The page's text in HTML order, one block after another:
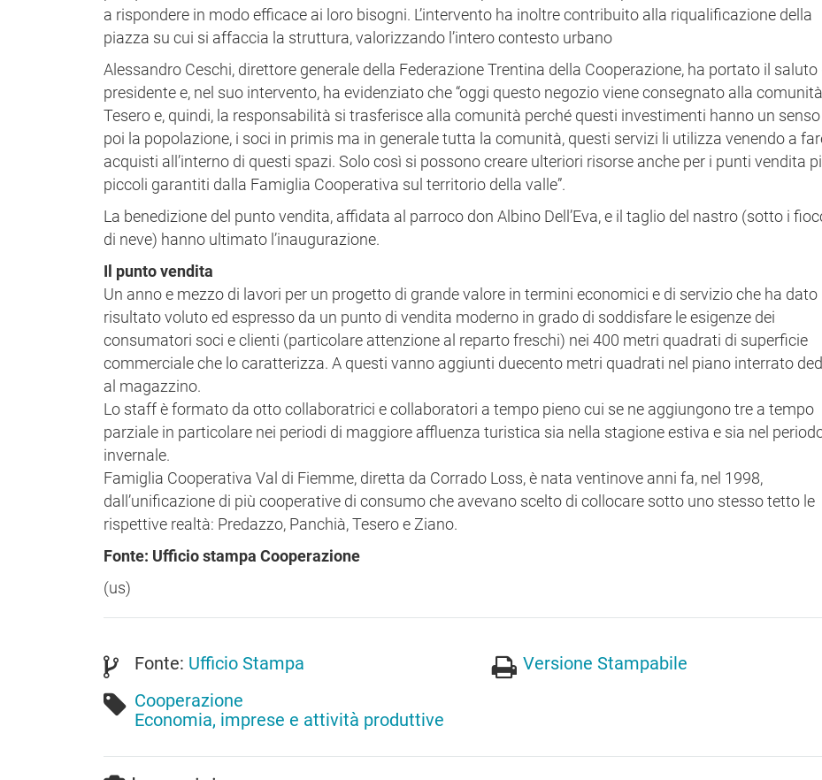
a rispondere in modo efficace ai loro bisogni. L’intervento ha inoltre contribuito alla riqualificazione della
piazza su cui si affaccia la struttura, valorizzando l’intero contesto urbano
Alessandro Ceschi, direttore generale della Federazione Trentina della Cooperazione, ha portato il saluto
presidente e, nel suo intervento, ha evidenziato che “oggi questo negozio viene consegnato alla
Tesero e, quindi, la responsabilità si trasferisce alla comunità perché questi investimenti hanno un
poi la popolazione, i soci in primis ma in generale tutta la comunità, questi servizi li utilizza venendo a
acquisti all’interno di questi spazi. Solo così si possono creare ulteriori risorse anche per i punti vendita
piccoli garantiti dalla Famiglia Cooperativa sul territorio della valle”.
La benedizione del punto vendita, affidata al parroco don Albino Dell’Eva, e il taglio del nastro (sotto i
di neve) hanno ultimato l’inaugurazione.
Il punto vendita
Un anno e mezzo di lavori per un progetto di grande valore in termini economici e di servizio che ha dato
risultato voluto ed espresso da un punto di vendita moderno in grado di soddisfare le esigenze dei
consumatori soci e clienti (particolare attenzione al reparto freschi) nei 400 metri quadrati di superficie
commerciale che lo caratterizza. A questi vanno aggiunti duecento metri quadrati nel piano interrato
al magazzino.
Lo staff è formato da otto collaboratrici e collaboratori a tempo pieno cui se ne aggiungono tre a tempo
parziale in particolare nei periodi di maggiore affluenza turistica sia nella stagione estiva e sia nel
invernale.
Famiglia Cooperativa Val di Fiemme, diretta da Corrado Loss, è nata ventinove anni fa, nel 1998,
dall’unificazione di più cooperative di consumo che avevano scelto di collocare sotto uno stesso tetto le
rispettive realtà: Predazzo, Panchià, Tesero e Ziano.
Fonte: Ufficio stampa Cooperazione
(us)
Fonte: Ufficio Stampa
Cooperazione
Economia, imprese e attività produttive
Versione Stampabile